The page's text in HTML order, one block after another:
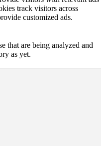
track visitors across
customized ads.
that are being analyzed and
as yet.